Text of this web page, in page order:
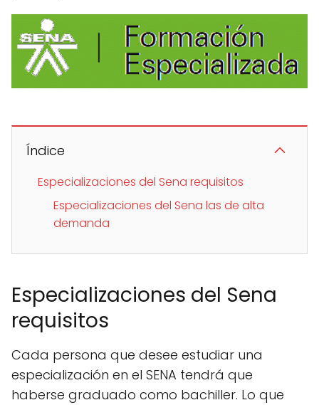
Índice
Especializaciones del Sena requisitos
Especializaciones del Sena las de alta
demanda
Especializaciones del Sena
requisitos
Cada persona que desee estudiar una
especialización en el SENA tendrá que
haberse graduado como bachiller. Lo que